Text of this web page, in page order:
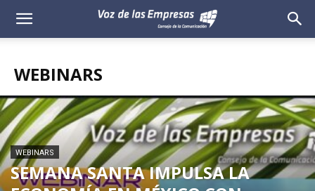
Voz
Empresas
WEBINARS
WEBINARS
SEMANA SANTA IMPULSA LA